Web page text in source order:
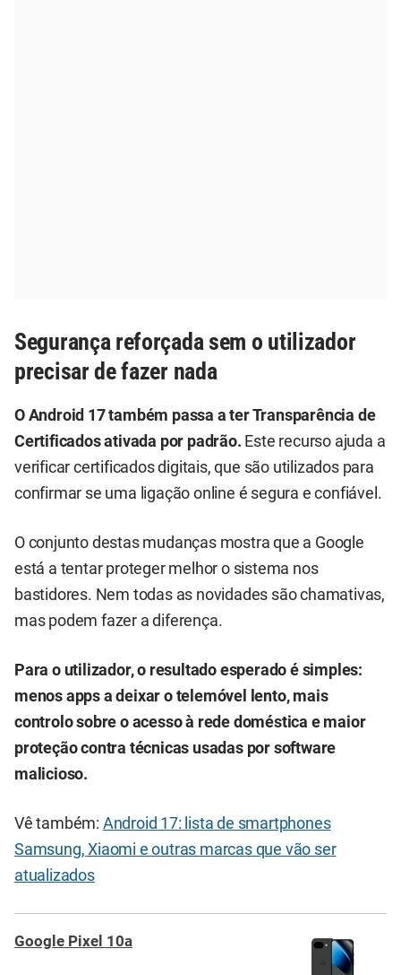
Segurança reforçada sem o utilizador
precisar de fazer nada
O Android 17 também passa a ter Transparência de
Certificados ativada por padrão. Este recurso ajuda a
verificar certificados digitais, que são utilizados para
confirmar se uma ligação online é segura e confiável.
O conjunto destas mudanças mostra que a Google
está a tentar proteger melhor o sistema nos
bastidores. Nem todas as novidades são chamativas,
mas podem fazer a diferença.
Para o utilizador, o resultado esperado é simples:
menos apps a deixar o telemóvel lento, mais
controlo sobre o acesso à rede doméstica e maior
proteção contra técnicas usadas por software
malicioso.
Vê também: Android 17: lista de smartphones
Samsung, Xiaomi e outras marcas que vão ser
atualizados
Google Pixel 10a